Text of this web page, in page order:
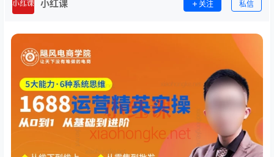
小红课 关注 私信